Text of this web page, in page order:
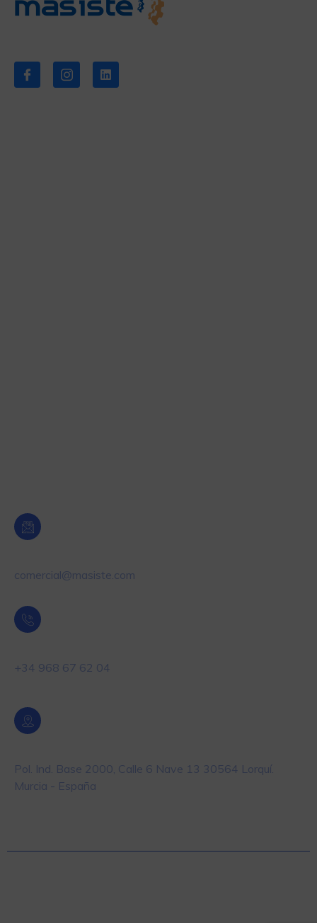
comercial@masiste.com
+34 968 67 62 04
Pol. Ind. Base 2000, Calle 6 Nave 13 30564 Lorquí.
Murcia - España